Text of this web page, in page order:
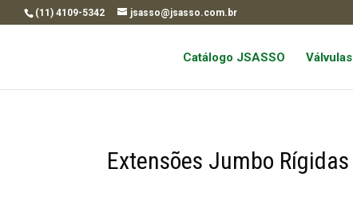
(11) 4109-5342 jsasso@jsasso.com.br
Catálogo JSASSO Válvulas
Extensões Jumbo Rígidas